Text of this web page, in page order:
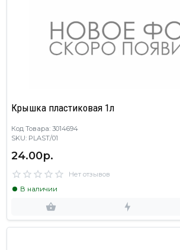
Крышка пластиковая 1л
Код Товара: 3014694
SKU: PLAST/01
24.00р.
Нет отзывов
В наличии